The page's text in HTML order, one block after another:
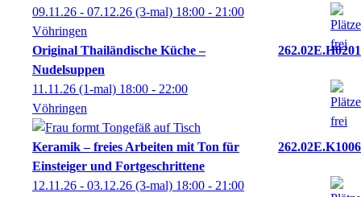
09.11.26 - 07.12.26 (3-mal) 18:00 - 21:00
Vöhringen
Original Thailändische Küche –
Nudelsuppen
262.02E.H0201
11.11.26 (1-mal) 18:00 - 22:00
Vöhringen
Keramik – freies Arbeiten mit Ton für
Einsteiger und Fortgeschrittene
262.02E.K1006
12.11.26 - 03.12.26 (3-mal) 18:00 - 21:00